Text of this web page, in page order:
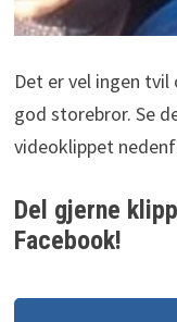
Det er vel ingen
god storebror. Se
videoklippet
Del gjerne
Facebook!